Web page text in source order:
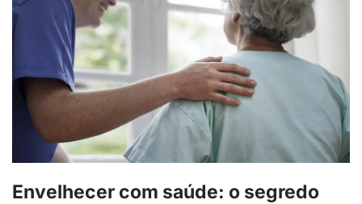
Envelhecer com saúde: o segredo